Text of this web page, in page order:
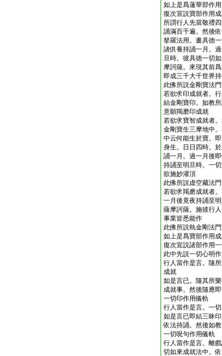
如上是爲蓮華部作
復次宣説寶部作用
所謂行人先當敬禮
誦滿百千遍。然後
拏羅法用。畫具徳
諸供養持誦一月。
旦時。彼具徳一切
摩訶薩。來現其前
即成三千大千世界
此佛所説金剛寶法門
若欲求印成就者。
結金剛寶印。如教
意願羯磨印成就
若欲求寶智成就者
金剛寶生三摩地中
中云何能生於寶。
身生。日日四時。
誦一月。過一月後
持誦至明旦時。一
欲施妙灌頂
此佛所説虚空藏法門
若欲求羯磨成就者
一月後竟夜持誦至
薩摩訶薩。施彼行
事業皆悉能作
此佛所説執金剛法門
如上是爲寶部作用
復次宣説諸部作用
此中先説一切心明
行人當作是言。隨
成就
如是言已。隨其所
成就事。然後隨應
一切印作用儀軌
行人當作是言。一
如是言已即結三昧
依法持誦。然後如
一切呪句作用儀軌
行人當作是言。離
切如來成就法中。